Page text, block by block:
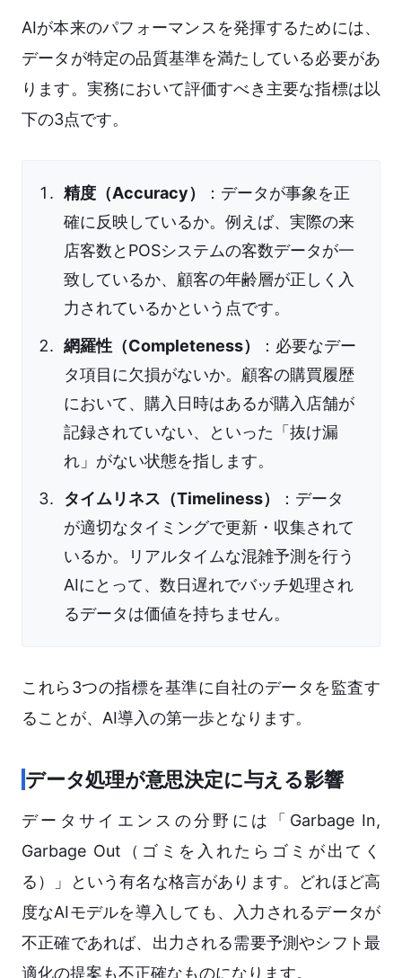
AIが本来のパフォーマンスを発揮するためには、
データが特定の品質基準を満たしている必要があ
ります。実務において評価すべき主要な指標は以
下の3点です。
精度（Accuracy）
：データが事象を正
確に反映しているか。例えば、実際の来
店客数とPOSシステムの客数データが一
致しているか、顧客の年齢層が正しく入
力されているかという点です。
網羅性（Completeness）
：必要なデー
タ項目に欠損がないか。顧客の購買履歴
において、購入日時はあるが購入店舗が
記録されていない、といった「抜け漏
れ」がない状態を指します。
タイムリネス（Timeliness）
：データ
が適切なタイミングで更新・収集されて
いるか。リアルタイムな混雑予測を行う
AIにとって、数日遅れでバッチ処理され
るデータは価値を持ちません。
これら3つの指標を基準に自社のデータを監査す
ることが、AI導入の第一歩となります。
データ処理が意思決定に与える影響
データサイエンスの分野には「Garbage In,
Garbage Out（ゴミを入れたらゴミが出てく
る）」という有名な格言があります。どれほど高
度なAIモデルを導入しても、入力されるデータが
不正確であれば、出力される需要予測やシフト最
適化の提案も不正確なものになります。